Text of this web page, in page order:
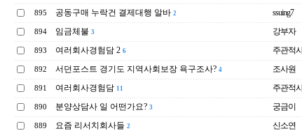
895 공동구매 누락건 결제대행 알바 2 ssuing7
894 임금체불 3 강부자
893 여러회사경험담 2 6 주관적
892 서던포스트 경기도 지역사회보장 욕구조사? 4 조사원
891 여러회사경험담 11 주관적
890 분양상담사 일 어떤가요? 3 궁금이
889 요즘 리서치회사들 2 신소연